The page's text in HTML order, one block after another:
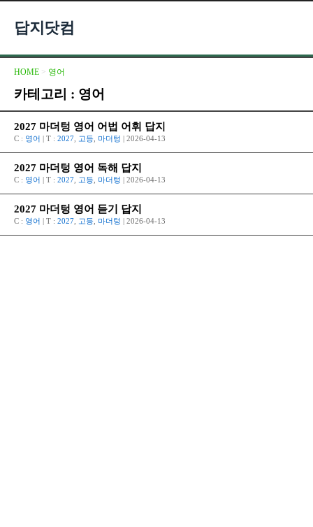
답지닷컴
HOME > 영어
카테고리 : 영어
2027 마더텅 영어 어법 어휘 답지
C : 영어 | T : 2027 고등 마더텅 | 2026-04-13
2027 마더텅 영어 독해 답지
C : 영어 | T : 2027 고등 마더텅 | 2026-04-13
2027 마더텅 영어 듣기 답지
C : 영어 | T : 2027 고등 마더텅 | 2026-04-13